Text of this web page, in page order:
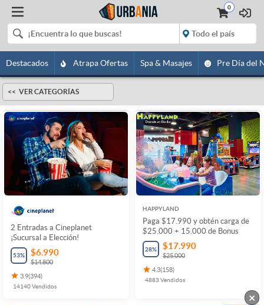
0
Destacados Atrapa Ofertas Spa & Masajes Pre Día del
VER CATEGORÍAS
2 Entradas a Cineplanet
¡Sucursal a Elección!
53% $6.990
$14.800
3.9(394)
14140Vendidos
HAPPYLAND
Paga $17.990 y obtén carga de
$25.000 + 15.000 de Bonus
28% $17.990
$25.000
4.3(158)
4883Vendidos
×